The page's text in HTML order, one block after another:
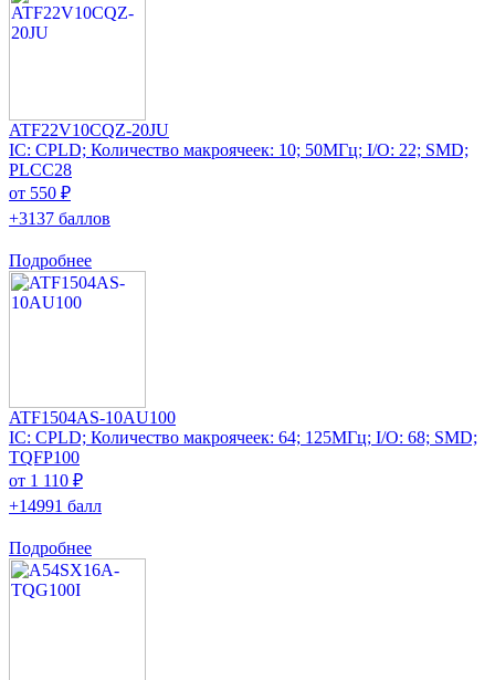
ATF22V10CQZ-20JU
IC: CPLD; Количество макроячеек: 10; 50МГц; I/O: 22; SMD;
PLCC28
от 550 ₽
+3137 баллов
Подробнее
ATF1504AS-10AU100
IC: CPLD; Количество макроячеек: 64; 125МГц; I/O: 68; SMD;
TQFP100
от 1 110 ₽
+14991 балл
Подробнее